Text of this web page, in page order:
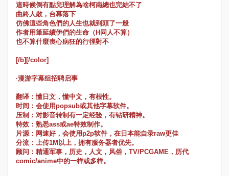
這時候倒有點兒理解為啥柯南總也完結不了
曲終人散，台幕落下
仿佛這些角色們的人生也就到頭了一般
作者用筆延續伊們的生命（H同人不算）
也不算什麼喪心病狂的行徑對不
[/b][/color]
·漫游字幕组招聘启事
翻译：懂日文，懂中文，有根性。
时间：会使用popsub或其他字幕软件。
压制：对影音转制有一定经验，有钻研精神。
特效：熟悉ass或ae特效制作。
片源：网速好，会使用p2p软件，在日本能自录raw更佳
分流：上传1M以上，拥有服务器者优先。
顾问：精通军事，历史，人文，风俗，TV/PCGAME，历代
comic/anime中的一样或多样。